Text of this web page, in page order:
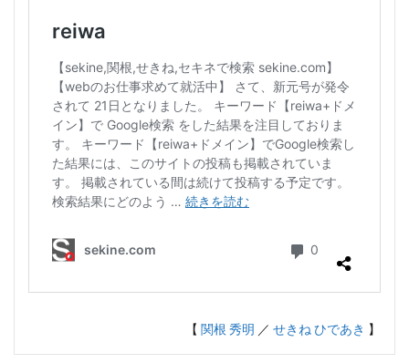
【 関根 秀明 ／ せきね ひであき 】